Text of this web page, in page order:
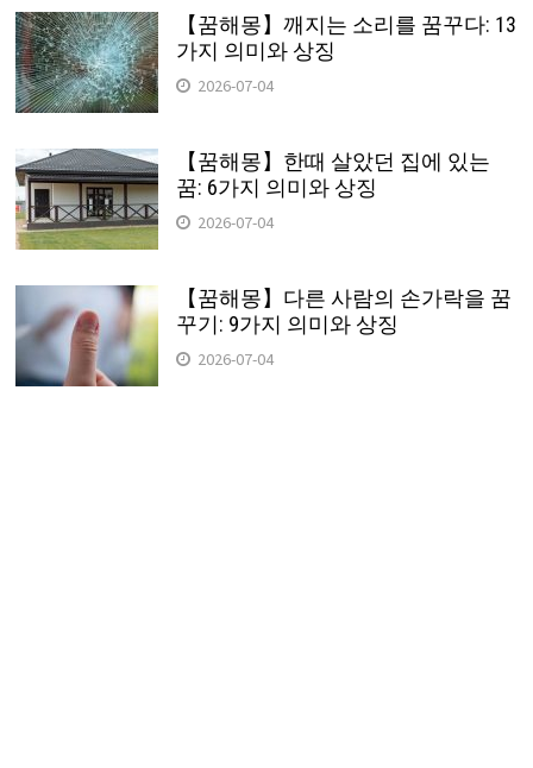
【꿈해몽】깨지는 소리를 꿈꾸다: 13
가지 의미와 상징
2026-07-04
【꿈해몽】한때 살았던 집에 있는
꿈: 6가지 의미와 상징
2026-07-04
【꿈해몽】다른 사람의 손가락을 꿈
꾸기: 9가지 의미와 상징
2026-07-04